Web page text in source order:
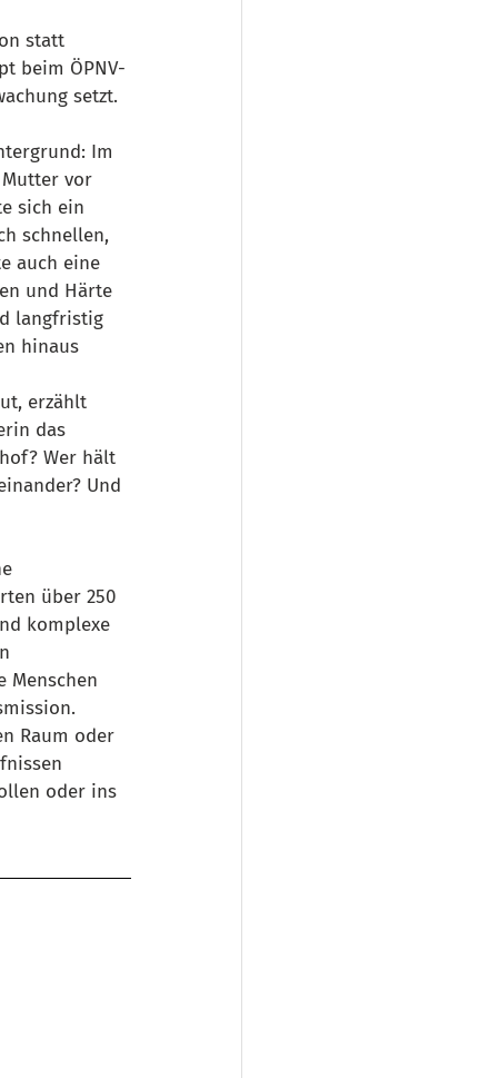
statt
beim ÖPNV-
setzt.
Im
vor
sich ein
schnellen,
auch eine
und Härte
langfristig
hinaus
erzählt
das
Wer hält
Und
über 250
komplexe
Menschen
Raum oder
oder ins